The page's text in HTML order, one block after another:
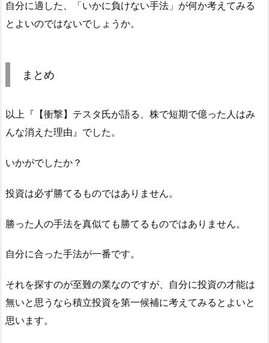
自分に適した、「いかに負けない手法」が何か考えてみる
とよいのではないでしょうか。
まとめ
以上『【衝撃】テスタ氏が語る、株で短期で億った人はみ
んな消えた理由』でした。
いかがでしたか？
投資は必ず勝てるものではありません。
勝った人の手法を真似ても勝てるものではありません。
自分に合った手法が一番です。
それを探すのが至難の業なのですが、自分に投資の才能は
無いと思うなら積立投資を第一候補に考えてみるとよいと
思います。